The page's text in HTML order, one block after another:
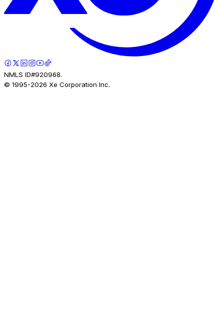
NMLS ID#920968.
© 1995-2026 Xe Corporation Inc.